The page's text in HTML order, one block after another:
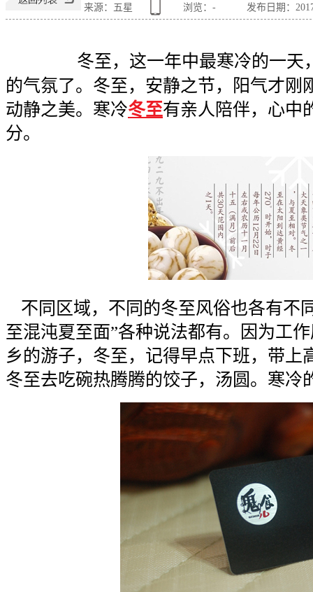
来源：五星 浏览： - 发布日期：
冬至，这一年中最寒冷的一天
的气氛了。冬至，安静之节，
阳气才刚
动静之美。 寒冷冬至有亲人陪伴，心中
分。
不同区域，不同的冬至风俗也各有不
至混沌夏至面”各种说法都有。因为工
乡的游子，冬至，记得早点下班，带上
冬至去吃碗热腾腾的饺子，汤圆。寒冷